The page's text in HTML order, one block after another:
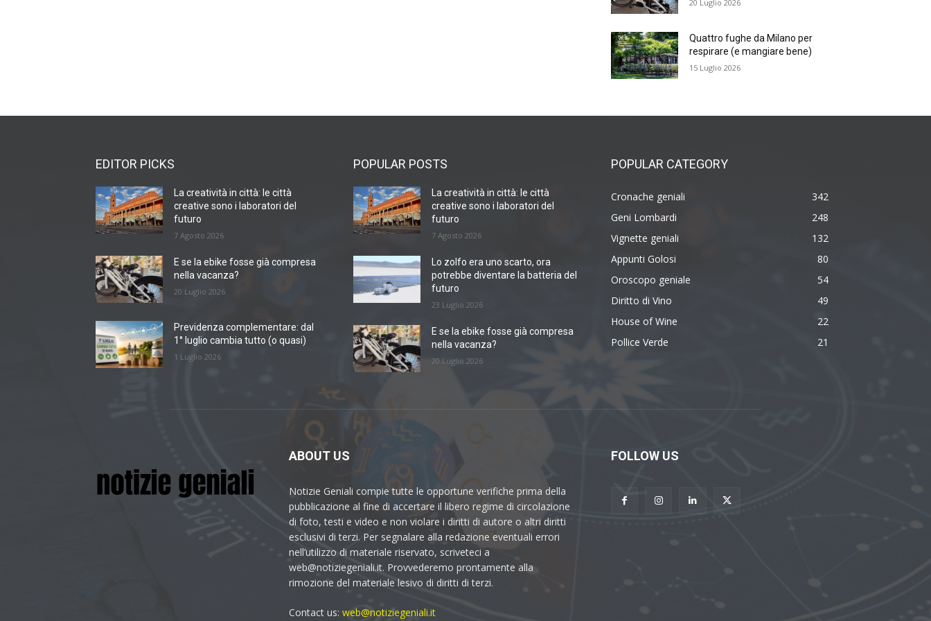
20 Luglio 2026
Quattro fughe da Milano per
respirare (e mangiare bene)
15 Luglio 2026
EDITOR PICKS
La creatività in città: le città
creative sono i laboratori del
futuro
7 Agosto 2026
E se la ebike fosse già compresa
nella vacanza?
20 Luglio 2026
Previdenza complementare: dal
1° luglio cambia tutto (o quasi)
1 Luglio 2026
POPULAR POSTS
La creatività in città: le città
creative sono i laboratori del
futuro
7 Agosto 2026
Lo zolfo era uno scarto, ora
potrebbe diventare la batteria del
futuro
23 Luglio 2026
E se la ebike fosse già compresa
nella vacanza?
20 Luglio 2026
POPULAR CATEGORY
Cronache geniali
342
Geni Lombardi
248
Vignette geniali
132
Appunti Golosi
80
Oroscopo geniale
54
Diritto di Vino
49
House of Wine
22
Pollice Verde
21
ABOUT US
Notizie Geniali compie tutte le opportune verifiche prima della
pubblicazione al fine di accertare il libero regime di circolazione
di foto, testi e video e non violare i diritti di autore o altri diritti
esclusivi di terzi. Per segnalare alla redazione eventuali errori
nell’utilizzo di materiale riservato, scriveteci a
web@notiziegeniali.it. Provvederemo prontamente alla
rimozione del materiale lesivo di diritti di terzi.
Contact us: web@notiziegeniali.it
FOLLOW US